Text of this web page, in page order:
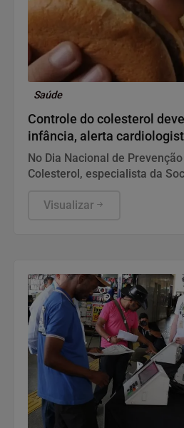
Saúde
Controle do colesterol
infância, alerta
No Dia Nacional de
Colesterol, especialista da
anos, alimentação
Visualizar